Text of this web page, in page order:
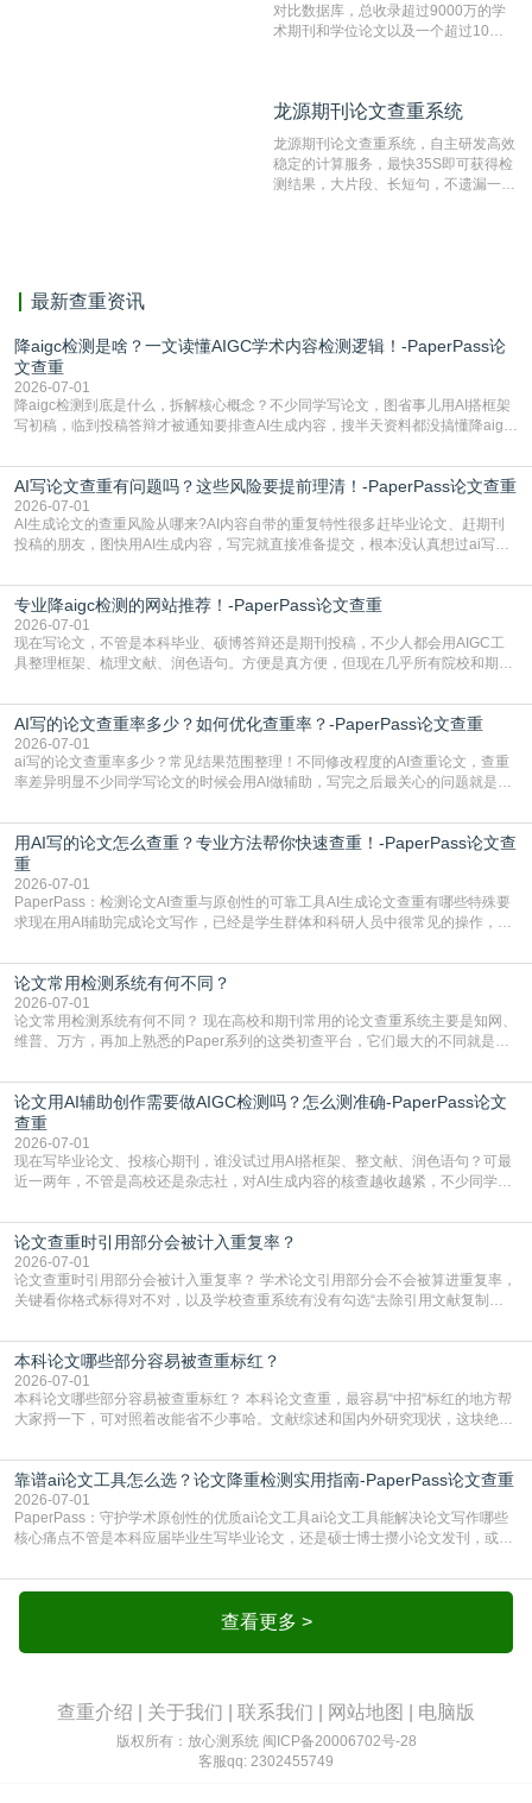
对比数据库，总收录超过9000万的学
术期刊和学位论文以及一个超过10亿
对，利用指纹索引快速而精准地在云检
有相似的片段，该项技术检测速度快、
准确率高，市场反映良好。
龙源期刊论文查重系统
龙源期刊论文查重系统，自主研发高效
稳定的计算服务，最快35S即可获得检
测结果，大片段、长短句，不遗漏一处
最新查重资讯
降aigc检测是啥？一文读懂AIGC学术内容检测逻辑！-PaperPass论
文查重
2026-07-01
降aigc检测到底是什么，拆解核心概念？不少同学写论文，图省事儿用AI搭框架
写初稿，临到投稿答辩才被通知要排查AI生成内容，搜半天资料都没搞懂降aigc
怕是已经入行的科研人员，不少人也搞不清降aigc检测是啥，对相关要求摸不
准。其实，降aigc检测是伴随AIGC工具在学术领域普及诞生的新需求，核心是为
了满足现在高校、期刊对AI生
AI写论文查重有问题吗？这些风险要提前理清！-PaperPass论文查重
2026-07-01
AI生成论文的查重风险从哪来?AI内容自带的重复特性很多赶毕业论文、赶期刊
投稿的朋友，图快用AI生成内容，写完就直接准备提交，根本没认真想过ai写论
自带不可忽视的查重风险。AI训练依赖海量公开的文本数据，生成内容本质是基
于训练数据的概率拼接，不是从零开始的原创创作。生成过程中，很容易复用已
有的高频公共表述，甚至直接拼接已经公开
专业降aigc检测的网站推荐！-PaperPass论文查重
2026-07-01
现在写论文，不管是本科毕业、硕博答辩还是期刊投稿，不少人都会用AIGC工
具整理框架、梳理文献、润色语句。方便是真方便，但现在几乎所有院校和期刊
五遍还是过不了预检测的大有人在，这时候，找到靠谱的降AIGC检测率的网
站，就能少走好多弯路。PaperPass：守护学术原创性的智能伙伴AIGC生成内
容的学术合规痛点去年帮一个本科师弟改
AI写的论文查重率多少？如何优化查重率？-PaperPass论文查重
2026-07-01
ai写的论文查重率多少？常见结果范围整理！不同修改程度的AI查重论文，查重
率差异明显不少同学写论文的时候会用AI做辅助，写完之后最关心的问题就是ai
实际情况和大家想的不太一样。AI训练依赖海量公开学术文献、网络内容，生成
内容本质是按照语义概率拼接已有内容，很容易和已发布的作品撞重复，甚至会
直接引用整段已有内容，所以查重率偏高是
用AI写的论文怎么查重？专业方法帮你快速查重！-PaperPass论文查
重
2026-07-01
PaperPass：检测论文AI查重与原创性的可靠工具AI生成论文查重有哪些特殊要
求现在用AI辅助完成论文写作，已经是学生群体和科研人员中很常见的操作，不
但很多人忽略了，AI生成的内容天生带有重复风险——训练AI的数据集本身就包
含大量已公开的学术内容、网络原创内容，AI输出内容时很容易无意识拼接出重
复片
论文常用检测系统有何不同？
2026-07-01
论文常用检测系统有何不同？ 现在高校和期刊常用的论文查重系统主要是知网、
维普、万方，再加上熟悉的Paper系列的这类初查平台，它们最大的不同就是数
查数值误导。知网（CNKI）是学校定稿检测的绝对主流。本科用PMLC，含大学
生联合比对库，能比历届学长论文，硕博用VIP/TMLC，含学术论文联合比对
库，期刊投稿用AMLMC/SML
论文用AI辅助创作需要做AIGC检测吗？怎么测准确-PaperPass论文
查重
2026-07-01
现在写毕业论文、投核心期刊，谁没试过用AI搭框架、整文献、润色语句？可最
近一两年，不管是高校还是杂志社，对AI生成内容的核查越收越紧，不少同学投
真的太亏。提前做AIGC检测，已经成了很多过来人交稿前必做的一步。为什么
AIGC检测成了论文答辩投稿前的必备项？可能还有不少人觉得，我就用AI搭了个
框架，内容都是自己写的，至于做AIG
论文查重时引用部分会被计入重复率？
2026-07-01
论文查重时引用部分会被计入重复率？ 学术论文引用部分会不会被算进重复率，
关键看你格式标得对不对，以及学校查重系统有没有勾选“去除引用文献复制
独占一行，每条文献用[1][2]方括号编号、与正文一一对应，著录项符合GB/T
7714（作者、题名、刊名、年、卷期、页码齐全，标点用半角）；查重系统识别
成功后通常把这段标为引用，
本科论文哪些部分容易被查重标红？
2026-07-01
本科论文哪些部分容易被查重标红？ 本科论文查重，最容易“中招“标红的地方帮
大家捋一下，可对照着改能省不少事哈。文献综述和国内外研究现状，这块绝对
乎一模一样的话，你要是直接复制百度百科、教材或别人写好的综述段落，系统
一抓一个准，整段飘红。研究背景、意义和方法描述也是不可避免，比如“本文采
用问卷调查法““运用SPSS软件进行数据分
靠谱ai论文工具怎么选？论文降重检测实用指南-PaperPass论文查重
2026-07-01
PaperPass：守护学术原创性的优质ai论文工具ai论文工具能解决论文写作哪些
核心痛点不管是本科应届毕业生写毕业论文，还是硕士博士攒小论文发刊，或是
自己逐句读逐句改，熬好几个大夜不说，还经常改不到点上，交上去才发现重复
率超标，再返工太折腾。现在有了成熟的ai论文工具，这些痛点基本都能高效解
决。靠谱的ai论文工具，不止能帮你梳查看更多 >
查重介绍 关于我们 联系我们 网站地图 电脑版
版权所有：放心测系统 闽ICP备20006702号-28
客服qq: 2302455749